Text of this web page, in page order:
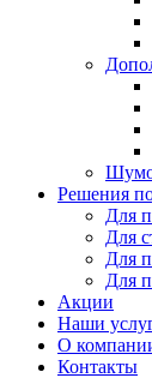
Решения
Для
Для
Для
Для
Акции
Наши
О
Контакты